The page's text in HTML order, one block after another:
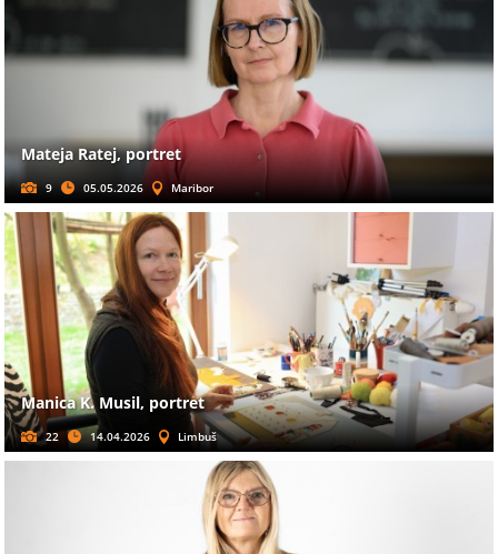
Mateja Ratej, portret
9 05.05.2026 Maribor
Manica K. Musil, portret
22 14.04.2026 Limbuš